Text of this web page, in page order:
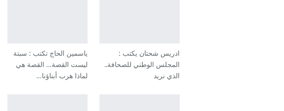
ادريس شحتان يكتب :
المجلس الوطني للصحافة..
الذي نريد
ياسمين الحاج تكتب : سبتة
ليست القصة… القصة هي
لماذا هرب أبناؤنا…